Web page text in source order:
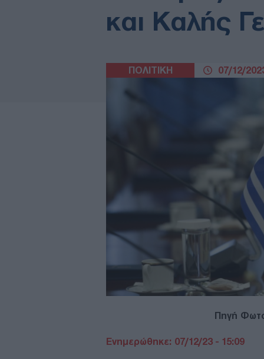
και Καλής
ΠΟΛΙΤΙΚΗ 07/12/
Πηγή
Ενημερώθηκε: 07/12/23 - 15:09